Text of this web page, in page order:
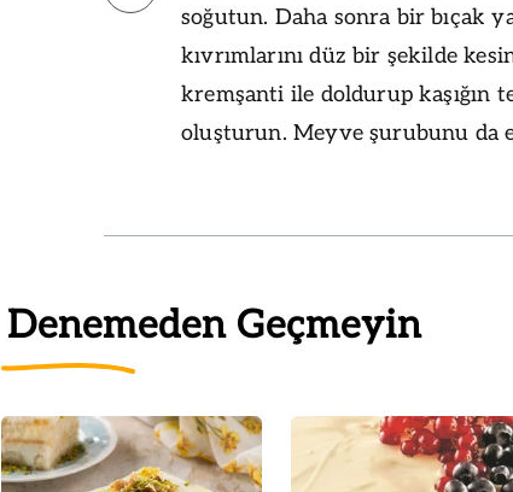
soğutun. Daha sonra bir bıçak
kıvrımlarını düz bir şekilde
kremşanti ile doldurup kaşığın
oluşturun. Meyve şurubunu da
Denemeden Geçmeyin